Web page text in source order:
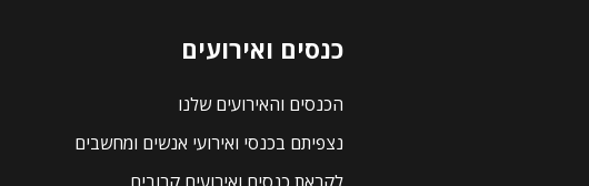
כנסים ואירועים
הכנסים והאירועים שלנו
נצפיתם בכנסי ואירועי אנשים ומחשבים